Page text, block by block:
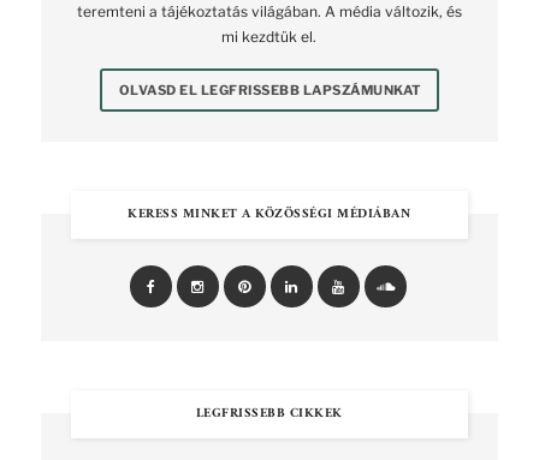
teremteni a tájékoztatás világában. A média változik, és
mi kezdtük el.
OLVASD EL LEGFRISSEBB LAPSZÁMUNKAT
KERESS MINKET A KÖZÖSSÉGI MÉDIÁBAN
LEGFRISSEBB CIKKEK